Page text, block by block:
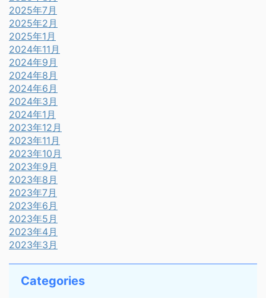
2025年7月
2025年2月
2025年1月
2024年11月
2024年9月
2024年8月
2024年6月
2024年3月
2024年1月
2023年12月
2023年11月
2023年10月
2023年9月
2023年8月
2023年7月
2023年6月
2023年5月
2023年4月
2023年3月
Categories